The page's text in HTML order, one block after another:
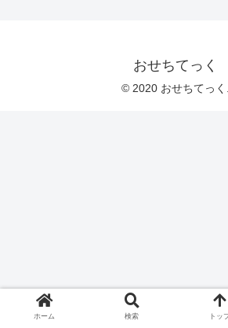
おせちてっく
© 2020 おせちてっく.
ホーム 検索 トッ